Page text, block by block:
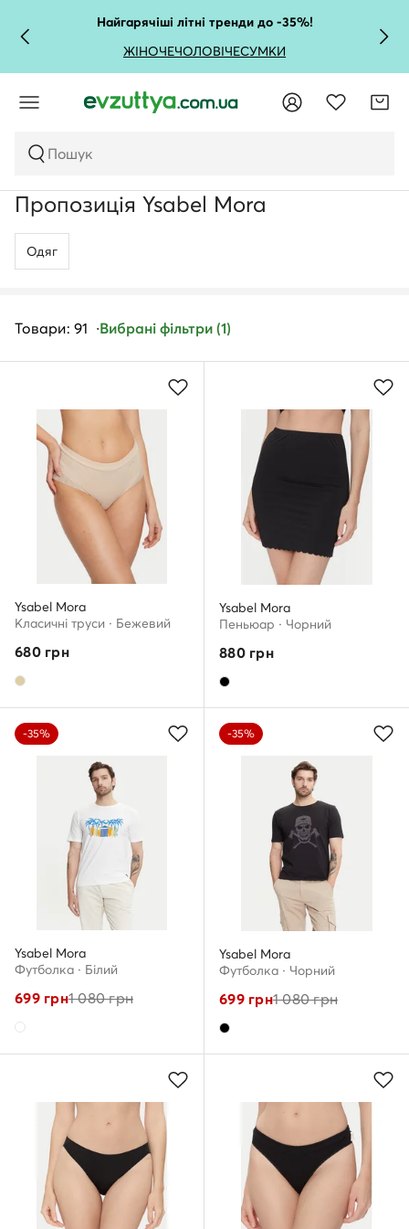
Найгарячіші літні тренди до -35%!
ЖІНОЧЕЧОЛОВІЧЕСУМКИ
Пошук
Пропозиція Ysabel Mora
Одяг
Товари: 91 Вибрані фільтри (1)
Ysabel Mora
Класичні труси · Бежевий
680грн
Ysabel Mora
Пеньюар · Чорний
880грн
-35%
Ysabel Mora
Футболка · Білий
699грн1 080грн
-35%
Ysabel Mora
Футболка · Чорний
699грн1 080грн